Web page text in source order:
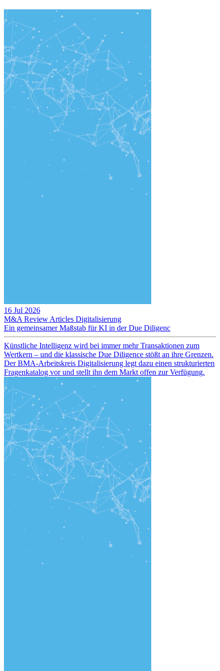
16 Jul 2026
M&A Review Articles Digitalisierung
Ein gemeinsamer Maßstab für KI in der Due Diligenc
Künstliche Intelligenz wird bei immer mehr Transaktionen zum
Wertkern – und die klassische Due Diligence stößt an ihre Grenzen.
Der BMA-Arbeitskreis Digitalisierung legt dazu einen strukturierten
Fragenkatalog vor und stellt ihn dem Markt offen zur Verfügung.